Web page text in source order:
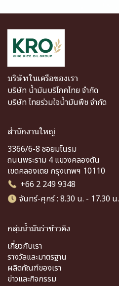
บริษัทในเครือของเรา
บริษัท น้ำมันบริโภคไทย จำกัด
บริษัท ไทยร่วมใจน้ำมันพืช จำกัด
สำนักงานใหญ่
3366/6-8 ซอยมโนรม
ถนนพระราม 4 แขวงคลองตัน
เขตคลองเตย กรุงเทพฯ 10110
+66 2 249 9348
จันทร์-ศุกร์ : 8.30 น. - 17.30 น.
กลุ่มน้ำมันรำข้าวคิง
เกี่ยวกับเรา
รางวัลและมาตรฐาน
ผลิตภัณฑ์ของเรา
ข่าวและกิจกรรม